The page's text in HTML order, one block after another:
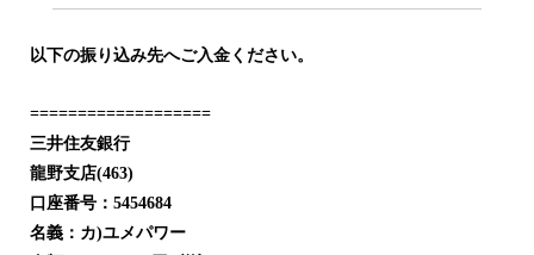
以下の振り込み先へご入金ください。
===================
三井住友銀行
龍野支店(463)
口座番号：5454684
名義：カ)ユメパワー